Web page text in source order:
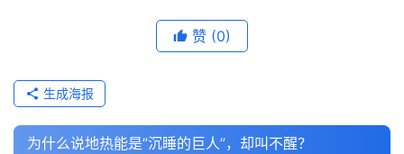
赞 (0)
生成海报
为什么说地热能是”沉睡的巨人”，却叫不醒？